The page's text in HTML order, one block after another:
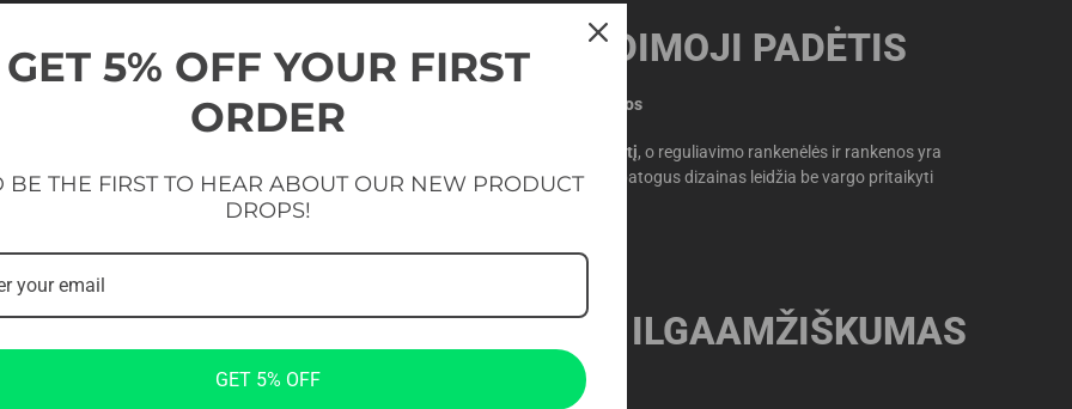
REGULIUOJAMA SĖDIMOJI PADĖTIS
Lengvai pritaikomas gyvybingos geltonos spalvos
reguliuojamą sėdimąją padėtį, o reguliavimo rankenėlės ir rankenos yra
ryškios, lengvai matomos geltonos spalvos. Šis patogus dizainas leidžia be vargo pritaikyti
treniruotę pagal savo pageidavimus.
NEKOMPROMISINIS ILGAAMŽIŠKUMAS
Nerūdijančio plieno varžtai ir veržlės
GET 5% OFF YOUR FIRST
ORDER
BE THE FIRST TO HEAR ABOUT OUR NEW PRODUCT
DROPS!
GET 5% OFF